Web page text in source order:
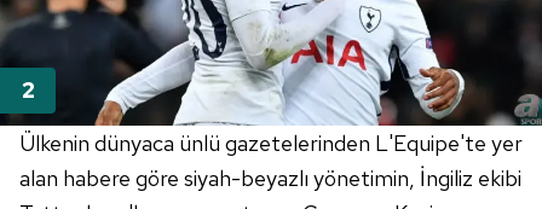
Ülkenin dünyaca ünlü gazetelerinden L'Equipe'te yer
alan habere göre siyah-beyazlı yönetimin, İngiliz ekibi